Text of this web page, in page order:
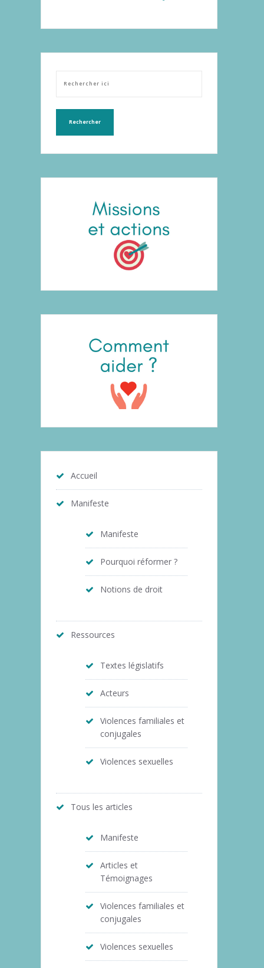
Accueil
Manifeste
Manifeste
Pourquoi réformer ?
Notions de droit
Ressources
Textes législatifs
Acteurs
Violences familiales et
conjugales
Violences sexuelles
Tous les articles
Manifeste
Articles et
Témoignages
Violences familiales et
conjugales
Violences sexuelles